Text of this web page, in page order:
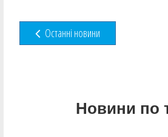
Останні новини
Новини по